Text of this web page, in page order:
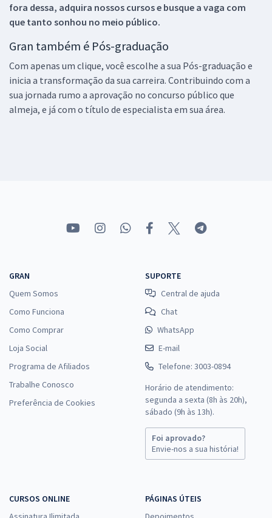
fora dessa, adquira nossos cursos e busque a vaga com
que tanto sonhou no meio público.
Gran também é Pós-graduação
Com apenas um clique, você escolhe a sua Pós-graduação e
inicia a transformação da sua carreira. Contribuindo com a
sua jornada rumo a aprovação no concurso público que
almeja, e já com o título de especialista em sua área.
GRAN
Quem Somos
Como Funciona
Como Comprar
Loja Social
Programa de Afiliados
Trabalhe Conosco
Preferência de Cookies
SUPORTE
Central de ajuda
Chat
WhatsApp
E-mail
Telefone: 3003-0894
Horário de atendimento:
segunda a sexta (8h às 20h),
sábado (9h às 13h).
Foi aprovado?
Envie-nos a sua história!
CURSOS ONLINE
PÁGINAS ÚTEIS